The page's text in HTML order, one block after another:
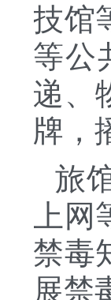
技馆
等公
递、
牌，
旅
上
禁毒
展禁